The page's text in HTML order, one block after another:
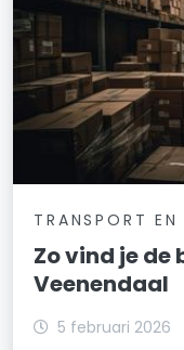
TRANSPORT
Zo vind je
Veenendaal
5 februari 2026